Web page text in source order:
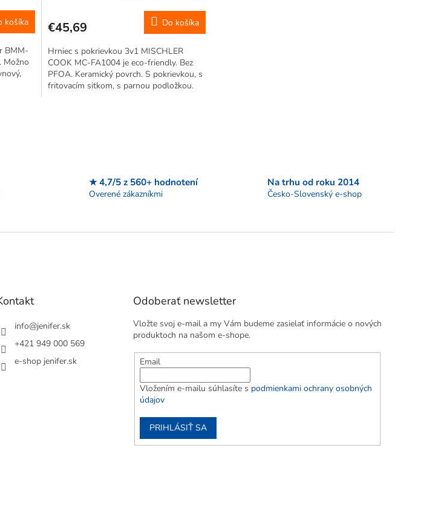
košíka
BMM-
Možno
€45,69 Do košíka
Hrniec s pokrievkou 3v1 MISCHLER
COOK MC-FA1004 je eco-friendly. Bez
PFOA. Keramický povrch. S pokrievkou, s
fritovacím sitkom, s parnou podložkou.
c
i
r
★ 4,7/5 z 560+ hodnotení
Overené zákazníkmi
Na trhu od roku 2014
Česko-Slovenský e-shop
info@jenifer.sk
+421 949 000 569
e-shop jenifer.sk
Odoberať newsletter
Vložte svoj e-mail a my Vám budeme zasielať informácie o nových
produktoch na našom e-shope.
Email
Vložením e-mailu súhlasíte s podmienkami ochrany osobných
údajov
PRIHLÁSIŤ SA